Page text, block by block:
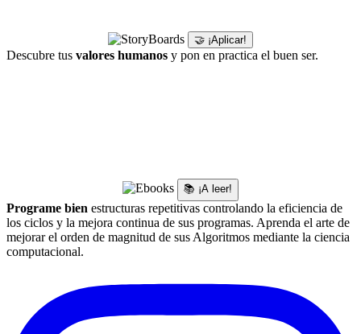
🤝 ¡Aplicar!
Descubre tus valores humanos y pon en practica el buen ser.
📚 ¡A leer!
Programe bien estructuras repetitivas controlando la eficiencia de
los ciclos y la mejora continua de sus programas. Aprenda el arte de
mejorar el orden de magnitud de sus Algoritmos mediante la ciencia
computacional.